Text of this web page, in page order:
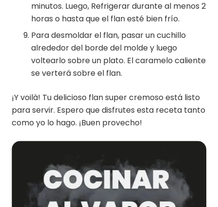
minutos. Luego, Refrigerar durante al menos 2
horas o hasta que el flan esté bien frío.
Para desmoldar el flan, pasar un cuchillo
alrededor del borde del molde y luego
voltearlo sobre un plato. El caramelo caliente
se verterá sobre el flan.
¡Y voilà! Tu delicioso flan super cremoso está listo
para servir. Espero que disfrutes esta receta tanto
como yo lo hago. ¡Buen provecho!